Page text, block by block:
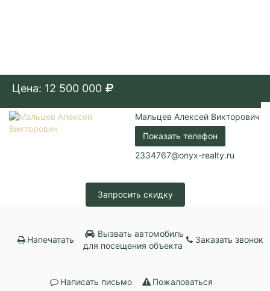
Цена: 12 500 000
Мальцев Алексей Викторович
Показать телефон
2334767@onyx-realty.ru
Запросить скидку
Напечатать
Вызвать автомобиль
для посещения объекта
Заказать звонок
Написать письмо Пожаловаться